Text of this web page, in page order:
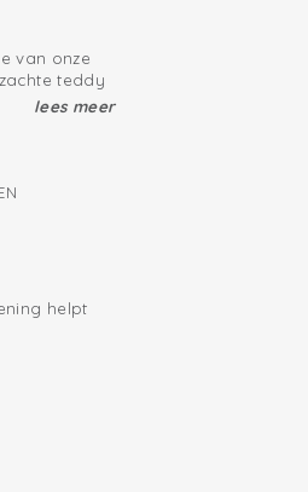
van onze
teddy
aan
aan een
Zo raak je
in mooie
lees meer
helpt